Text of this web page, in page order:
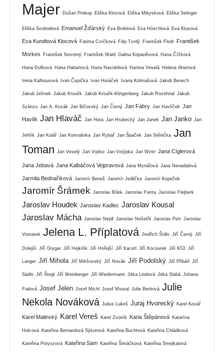
Majer Dušan Prokop Eliška Klozová Eliška Mikysková Eliška Selinger
Eliška Svobodová Emanuel Žďárský Eva Broklová Eva Höschlová Eva Klusová
Eva Kundtová Klocová Fatima Cvrčková Filip Tvrdý František Flodr František
Morkes František Novotný František Wald Galina Kopaněvová Hana Čížková
Hana Dufková Hana Habartová Hana Navrátilová Hanina Veselá Helena Illnerová
Irena Kalhousová Ivan Čepička Ivan Horáček Ivana Kolmašová Jakub Benech
Jakub Jelínek Jakub Kroulík Jakub Kroulík-Klingenberg Jakub Rozehnal Jakub
Szánzo Jan A. Kozák Jan Bičovský Jan Černý Jan Fábry Jan Havlíček Jan
Havlík Jan Hlaváč Jan Hora Jan Hrubecký Jan Janek Jan Janko Jan
Jehlík Jan Kolář Jan Konvalinka Jan Rybář Jan Špaček Jan Stěnička Jan
Toman
Jan Veselý Jan Vojtko Jan Votýpka Jan Wintr Jana Cíglerová
Jana Jebavá Jana Kalbáčová Vejpravová Jana Mynářová Jana Nenadalová
Jarmila Bednaříková Jaromír Beneš Jaromír Jedlička Jaromír Kopeček
Jaromír Šrámek Jaroslav Bílek Jaroslav Fanta Jaroslav Flejberk
Jaroslav Houdek Jaroslav Kadlec Jaroslav Kousal
Jaroslav Mácha Jaroslav Nejdl Jaroslav Nešetřil Jaroslav Petr Jaroslav
Vostatek Jelena L. Příplatová Jindřich Šídlo Jiří Černý Jiří
Dolejší Jiří Grygar Jiří Hejkrlík Jiří Hořejší Jiří Kacetl Jiří Kocourek Jiří Kříž Jiří
Langer Jiří Mihola Jiří Mikšovský Jiří Novák Jiří Podolský Jiří Přibáň Jiří
Sádlo Jiří Štegl Jiří Weinberger Jiří Wiedermann Jitka Lindová Jitka Slabá Johana
Fialová Josef Jelen Josef Michl Josef Moural Julie Beritová Julie
Nekola Nováková Julius Lukeš Juraj Hvorecký Karel Kovář
Karel Malinský Karel Vereš Karel Zvoník Karla Štěpánová Katarína
Holcová Kateřina Bernardová Sýkorová Kateřina Buchtová Kateřina Chládková
Kateřina Potyszová Kateřina Sam Kateřina Šimáčková Kateřina Smejkalová